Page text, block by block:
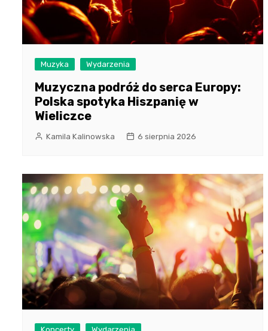
Muzyka Wydarzenia
Muzyczna podróż do serca Europy:
Polska spotyka Hiszpanię w
Wieliczce
Kamila Kalinowska 6 sierpnia 2026